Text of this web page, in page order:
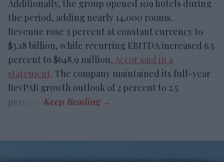
Additionally, the group opened 109 hotels during
the period, adding nearly 14,000 rooms.
Revenue rose 3 percent at constant currency to
$3.18 billion, while recurring EBITDA increased 6.5
percent to $648.9 million,Accor said in a
statement. The company maintained its full-year
RevPAR growth outlook of 2 percent to 2.5
percent.